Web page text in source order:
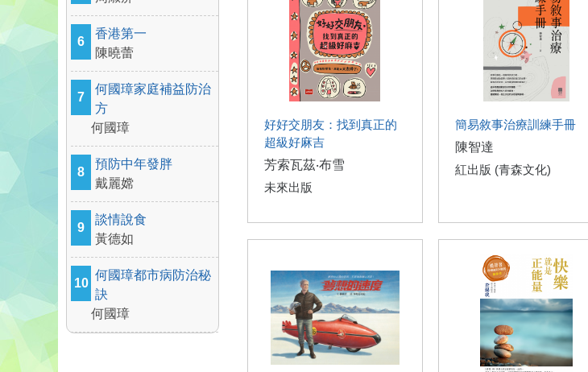
6
香港第一
陳曉蕾
7
何國璋家庭補益防治
方
何國璋
8
預防中年發胖
戴麗嫦
9
談情說食
黃德如
10
何國璋都市病防治秘
訣
何國璋
好好交朋友：找到真正的
超級好麻吉
芳索瓦茲‧布雪
未來出版
簡易敘事治療訓練手冊
陳智達
紅出版 (青森文化)